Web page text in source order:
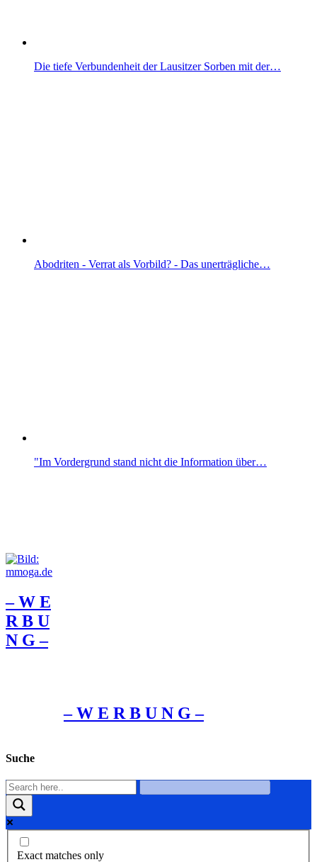
Die tiefe Verbundenheit der Lausitzer Sorben mit der…
Abodriten - Verrat als Vorbild? - Das unerträgliche…
"Im Vordergrund stand nicht die Information über…
– W Ε
R Β U
Ν G –
– W Ε R Β U Ν G –
Suche
Exact matches only